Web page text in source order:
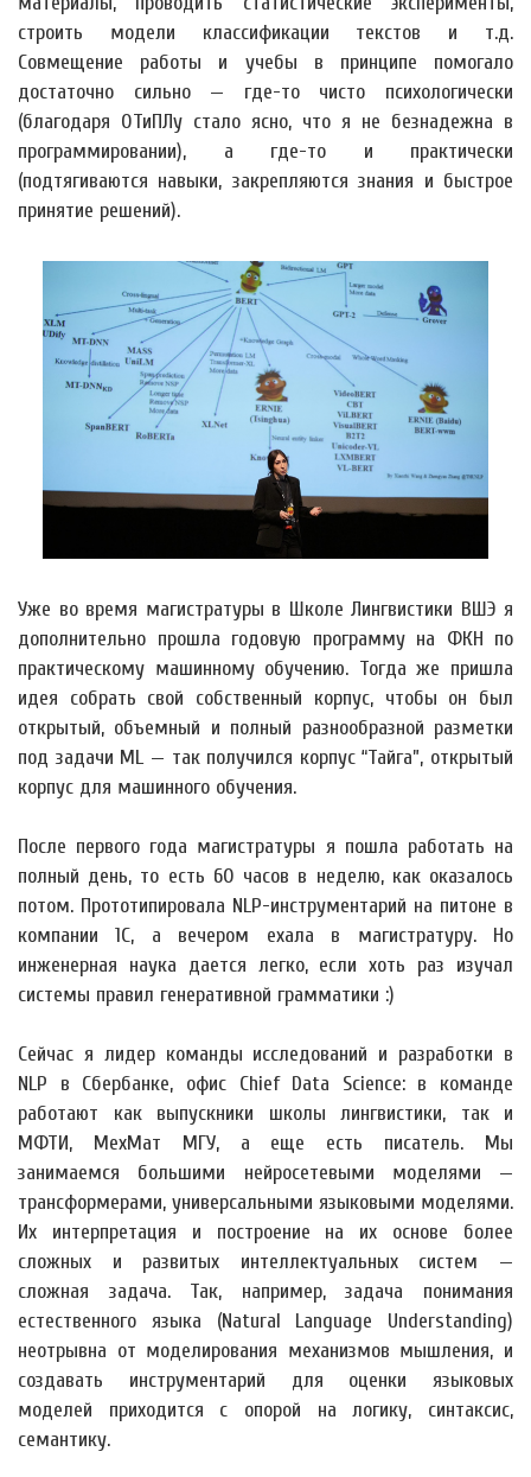
строить модели классификации текстов и т.д.
Совмещение работы и учебы в принципе помогало
достаточно сильно — где-то чисто психологически
(благодаря ОТиПЛу стало ясно, что я не безнадежна в
программировании), а где-то и практически
(подтягиваются навыки, закрепляются знания и быстрое
принятие решений).
Уже во время магистратуры в Школе Лингвистики ВШЭ я
дополнительно прошла годовую программу на ФКН по
практическому машинному обучению. Тогда же пришла
идея собрать свой собственный корпус, чтобы он был
открытый, объемный и полный разнообразной разметки
под задачи ML — так получился корпус “Тайга”, открытый
корпус для машинного обучения.
После первого года магистратуры я пошла работать на
полный день, то есть 60 часов в неделю, как оказалось
потом. Прототипировала NLP-инструментарий на питоне в
компании 1С, а вечером ехала в магистратуру. Но
инженерная наука дается легко, если хоть раз изучал
системы правил генеративной грамматики :)
Сейчас я лидер команды исследований и разработки в
NLP в Сбербанке, офис Chief Data Science: в команде
работают как выпускники школы лингвистики, так и
МФТИ, МехМат МГУ, а еще есть писатель. Мы
занимаемся большими нейросетевыми моделями —
трансформерами, универсальными языковыми моделями.
Их интерпретация и построение на их основе более
сложных и развитых интеллектуальных систем —
сложная задача. Так, например, задача понимания
естественного языка (Natural Language Understanding)
неотрывна от моделирования механизмов мышления, и
создавать инструментарий для оценки языковых
моделей приходится с опорой на логику, синтаксис,
семантику.